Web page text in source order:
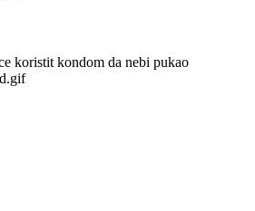
koristit kondom da nebi pukao